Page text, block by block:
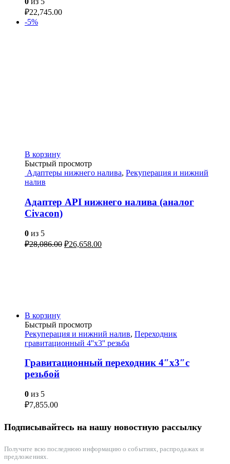
₽22,745.00
-5%
В корзину
Быстрый просмотр
Адаптеры нижнего налива, Рекуперация и нижний
налив
Адаптер API нижнего налива (аналог
Civacon)
0 из 5
₽28,086.00 ₽26,658.00
В корзину
Быстрый просмотр
Рекуперация и нижний налив, Переходник
гравитационный 4''х3'' резьба
Гравитационный переходник 4″х3″с
резьбой
0 из 5
₽7,855.00
Подписывайтесь на нашу новостную рассылку
Получите всю последнюю информацию о событиях, распродажах и
предложениях.